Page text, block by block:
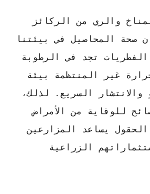
والري من الركائز
صحة المحاصيل في بيئتنا
تجد في الرطوبة
غير المنتظمة بيئة
والانتشار السريع. لذلك،
للوقاية من الأمراض
يساعد المزارعين
الزراعية